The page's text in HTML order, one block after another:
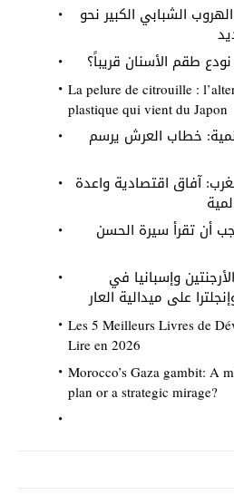
الشبابي الكبير نحو
طقم الأسنان قريباً؟
La pelure de citrouille :
plastique qui vient du Japon
خطاب العرش يرسم
آفاق اقتصادية واعدة
أن تقرأ سيرة الحسن
كأس العالم 2026: الأرجنتين وإسبانيا في
على ميدالية العار
Les 5 Meilleurs Livres de
Lire en 2026
Morocco’s Gaza gambit: A
plan or a strategic mirage?